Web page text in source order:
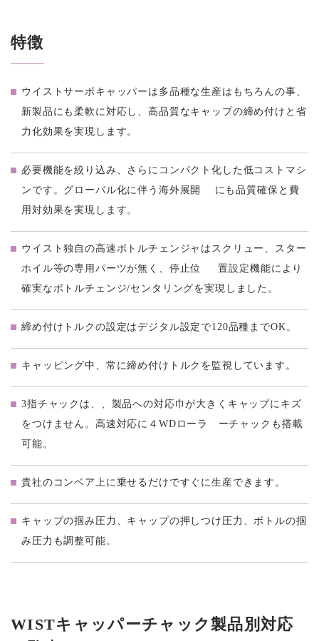
特徴
ウイストサーボキャッパーは多品種な生産はもちろんの事、
新製品にも柔軟に対応し、高品質なキャップの締め付けと省
力化効果を実現します。
必要機能を絞り込み、さらにコンパクト化した低コストマシ
ンです。グローバル化に伴う海外展開 にも品質確保と費
用対効果を実現します。
ウイスト独自の高速ボトルチェンジャはスクリュー、スター
ホイル等の専用パーツが無く、停止位 置設定機能により
確実なボトルチェンジ/センタリングを実現しました。
締め付けトルクの設定はデジタル設定で120品種までOK。
キャッピング中、常に締め付けトルクを監視しています。
3指チャックは、、製品への対応巾が大きくキャップにキズ
をつけません。高速対応に４WDローラ ーチャックも搭載
可能。
貴社のコンベア上に乗せるだけですぐに生産できます。
キャップの掴み圧力、キャップの押しつけ圧力、ボトルの掴
み圧力も調整可能。
WISTキャッパーチャック製品別対応